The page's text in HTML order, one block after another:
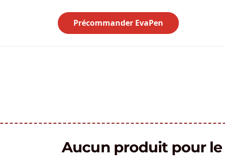
Précommander EvaPen
Aucun produit pour